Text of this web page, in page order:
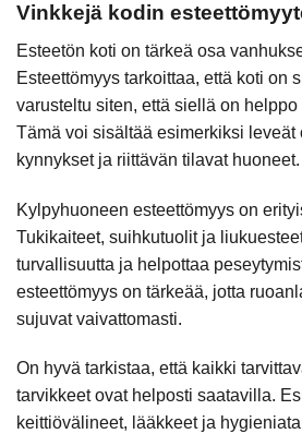
Vinkkejä kodin
Esteetön koti on tärkeä osa
Esteettömyys tarkoittaa, että koti on
varusteltu siten, että siellä on
Tämä voi sisältää esimerkiksi leveät
kynnykset ja riittävän tilavat huoneet.
Kylpyhuoneen esteettömyys on
Tukikaiteet, suihkutuolit ja
turvallisuutta ja helpottaa
esteettömyys on tärkeää, jotta
sujuvat vaivattomasti.
On hyvä tarkistaa, että kaikki
tarvikkeet ovat helposti saatavilla.
keittiövälineet, lääkkeet ja